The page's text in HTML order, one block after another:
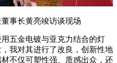
事长黄亮竣访谈现场
五金电镀与亚克力结合的灯
我对其进行了改良，创新性地
不仅可塑性强、质感出众，还